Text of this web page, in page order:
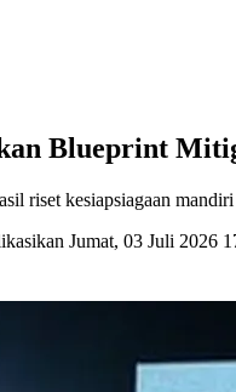
Blueprint
riset kesiapsiagaan
Jumat, 03 Juli 2026